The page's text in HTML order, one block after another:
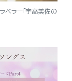
ベラー「宇高美佐の